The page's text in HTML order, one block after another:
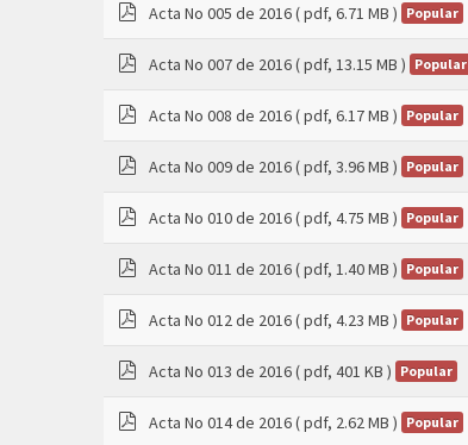
Acta No 005 de 2016( pdf, 6.71 MB ) Popular
Acta No 007 de 2016( pdf, 13.15 MB ) Popular
Acta No 008 de 2016( pdf, 6.17 MB ) Popular
Acta No 009 de 2016( pdf, 3.96 MB ) Popular
Acta No 010 de 2016( pdf, 4.75 MB ) Popular
Acta No 011 de 2016( pdf, 1.40 MB ) Popular
Acta No 012 de 2016( pdf, 4.23 MB ) Popular
Acta No 013 de 2016( pdf, 401 KB ) Popular
Acta No 014 de 2016( pdf, 2.62 MB ) Popular